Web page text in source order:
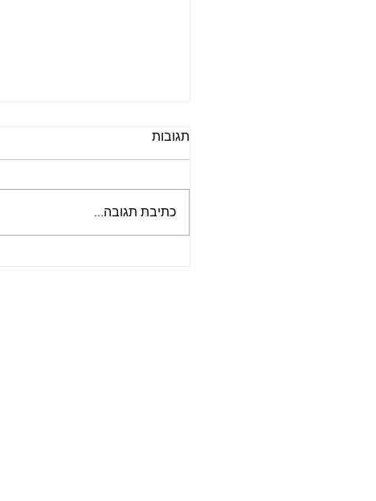
אוכל לאירועים טבעוניים
תגובות
כתיבת תגובה...